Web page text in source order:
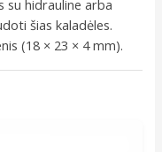
su hidrauline arba
šias kaladėles.
(18 × 23 × 4 mm).